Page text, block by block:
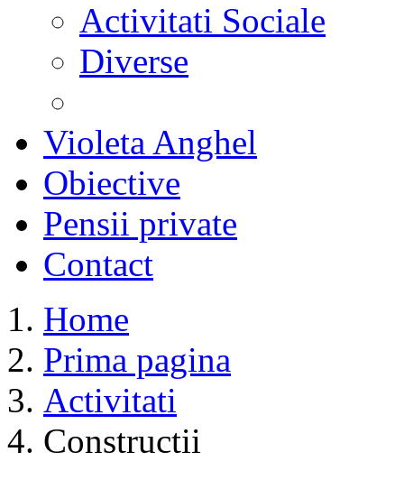
Activitati Sociale
Diverse
Violeta Anghel
Obiective
Pensii private
Contact
Home
Prima pagina
Activitati
Constructii